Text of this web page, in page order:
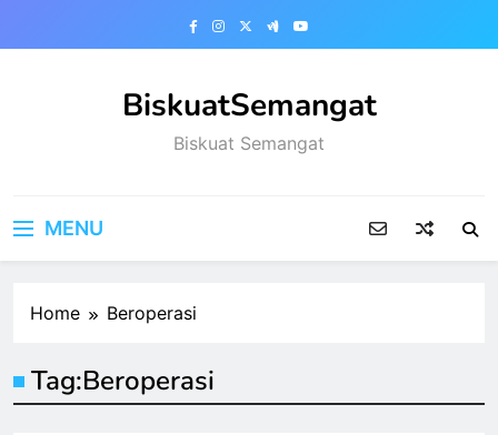
BiskuatSemangat
Biskuat Semangat
MENU
Home Beroperasi
Tag:Beroperasi